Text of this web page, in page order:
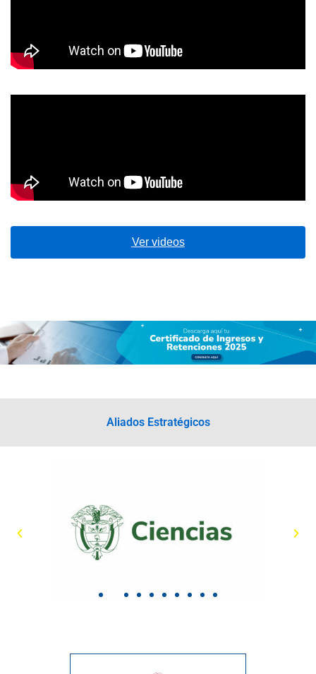
Ver videos
Aliados Estratégicos